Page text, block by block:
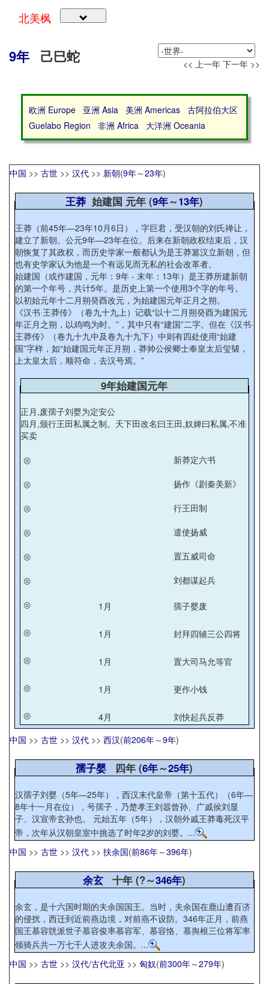
北美枫
9年 己巳蛇 << 上一年 下一年 >>
欧洲 Europe 亚洲 Asia 美洲 Americas
古阿拉伯大区
Guelabo Region
非洲 Africa 大洋洲 Oceania
中国 >> 古世 >> 汉代 >> 新朝(9年～23年)
王莽 始建国 元年 (9年～13年)
王莽（前45年—23年10月6日），字巨君，受汉朝的刘氏禅让，
建立了新朝。公元9年—23年在位。后来在新朝政权结束后，汉
朝恢复了其政权，而历史学家一般都认为是王莽篡汉立新朝，但
也有史学家认为他是一个有远见而无私的社会改革者。
始建国（或作建国，元年：9年 - 末年：13年）是王莽所建新朝
的第一个年号，共计5年。是历史上第一个使用3个字的年号。
以初始元年十二月朔癸酉改元，为始建国元年正月之朔。
《汉书·王莽传》（卷九十九上）记载“以十二月朔癸酉为建国元
年正月之朔，以鸡鸣为时。”，其中只有“建国”二字。但在《汉书·
王莽传》（卷九十九中及卷九十九下）中则有四处使用“始建
国”字样，如“始建国元年正月朔，莽帅公侯卿士奉皇太后玺韨，
上太皇太后，顺符命，去汉号焉。”
9年始建国元年
正月,废孺子刘婴为定安公
四月,颁行王田私属之制。天下田改名曰王田,奴婢曰私属,不准
买卖
◎
新莽定六书
◎
扬作《剧秦美新》
◎
行王田制
◎
遣使扬威
◎
置五威司命
◎
刘都谋起兵
◎
1月 孺子婴废
◎ 1月 封拜四辅三公四将
◎ 1月 置大司马允等官
◎ 1月 更作小钱
◎ 4月
刘快起兵反莽
中国 >> 古世 >> 汉代 >> 西汉(前206年～9年)
孺子婴 四年 (6年～25年)
汉孺子刘婴（5年—25年），西汉末代皇帝（第十五代）（6年—
8年十一月在位），号孺子，乃楚孝王刘嚣曾孙、广戚侯刘显
子、汉宣帝玄孙也。 元始五年（5年），汉朝外戚王莽毒死汉平
帝，次年从汉朝皇室中挑选了时年2岁的刘婴。...
中国 >> 古世 >> 汉代 >> 扶余国(前86年～396年)
余玄 十年 (?～346年)
余玄，是十六国时期的夫余国国王。当时，夫余国在鹿山遭百济
的侵扰，西迁到近前燕边境，对前燕不设防。346年正月，前燕
国王慕容皝派世子慕容俊率慕容军、慕容恪、慕舆根三位将军率
领骑兵共一万七千人进攻夫余国。...
中国 >> 古世 >> 汉代/古代北亚 >> 匈奴(前300年～279年)